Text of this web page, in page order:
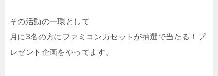
その活動の一環として
月に3名の方にファミコンカセットが抽選で当たる！プ
レゼント企画をやってます。